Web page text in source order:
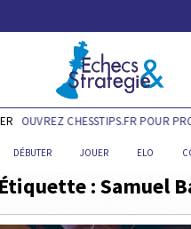
& Stratégie
CHESSTIPS.FR POUR
DÉBUTER JOUER ELO
Étiquette :Samuel